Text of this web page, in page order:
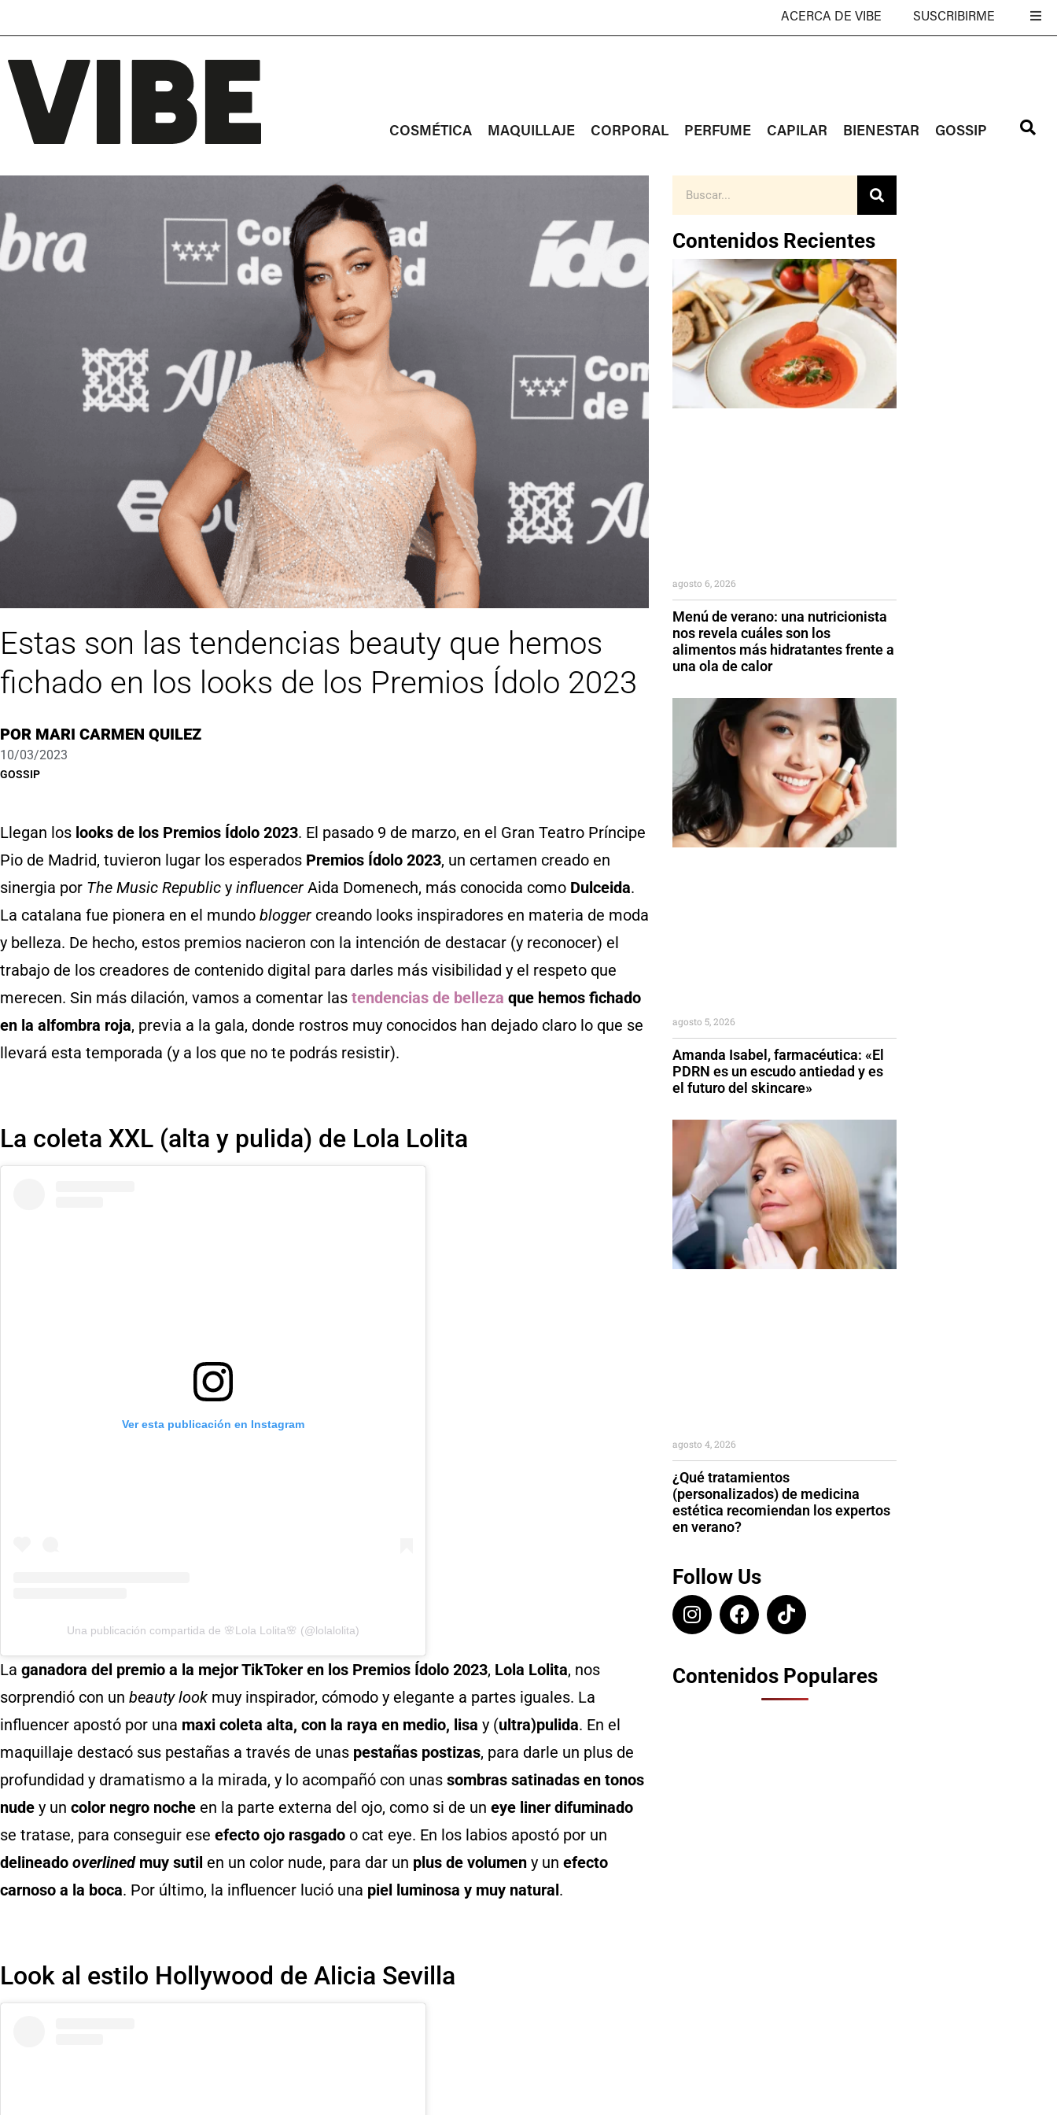
ACERCA DE VIBE SUSCRIBIRME
COSMÉTICA MAQUILLAJE CORPORAL PERFUME CAPILAR BIENESTAR GOSSIP
Estas son las tendencias beauty que hemos
fichado en los looks de los Premios Ídolo 2023
POR MARI CARMEN QUILEZ
10/03/2023
GOSSIP
Llegan los looks de los Premios Ídolo 2023. El pasado 9 de marzo, en el Gran Teatro Príncipe
Pio de Madrid, tuvieron lugar los esperados Premios Ídolo 2023, un certamen creado en
sinergia por The Music Republic y influencer Aida Domenech, más conocida como Dulceida.
La catalana fue pionera en el mundo blogger creando looks inspiradores en materia de moda
y belleza. De hecho, estos premios nacieron con la intención de destacar (y reconocer) el
trabajo de los creadores de contenido digital para darles más visibilidad y el respeto que
merecen. Sin más dilación, vamos a comentar las tendencias de belleza que hemos fichado
en la alfombra roja, previa a la gala, donde rostros muy conocidos han dejado claro lo que se
llevará esta temporada (y a los que no te podrás resistir).
La coleta XXL (alta y pulida) de Lola Lolita
Ver esta publicación en Instagram
Una publicación compartida de 🌸Lola Lolita🌸 (@lolalolita)
La ganadora del premio a la mejor TikToker en los Premios Ídolo 2023, Lola Lolita, nos
sorprendió con un beauty look muy inspirador, cómodo y elegante a partes iguales. La
influencer apostó por una maxi coleta alta, con la raya en medio, lisa y (ultra)pulida. En el
maquillaje destacó sus pestañas a través de unas pestañas postizas, para darle un plus de
profundidad y dramatismo a la mirada, y lo acompañó con unas sombras satinadas en tonos
nude y un color negro noche en la parte externa del ojo, como si de un eye liner difuminado
se tratase, para conseguir ese efecto ojo rasgado o cat eye. En los labios apostó por un
delineado overlinedmuy sutil en un color nude, para dar un plus de volumen y un efecto
carnoso a la boca. Por último, la influencer lució una piel luminosa y muy natural.
Look al estilo Hollywood de Alicia Sevilla
Contenidos Recientes
Menú de verano: una nutricionista
nos revela cuáles son los
alimentos más hidratantes frente a
una ola de calor
agosto 6, 2026
Amanda Isabel, farmacéutica: «El
PDRN es un escudo antiedad y es
el futuro del skincare»
agosto 5, 2026
¿Qué tratamientos
(personalizados) de medicina
estética recomiendan los expertos
en verano?
agosto 4, 2026
Follow Us
Contenidos Populares